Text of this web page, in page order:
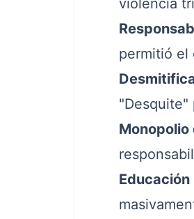
permitió el
"Desquite"
Monopolio
Educación